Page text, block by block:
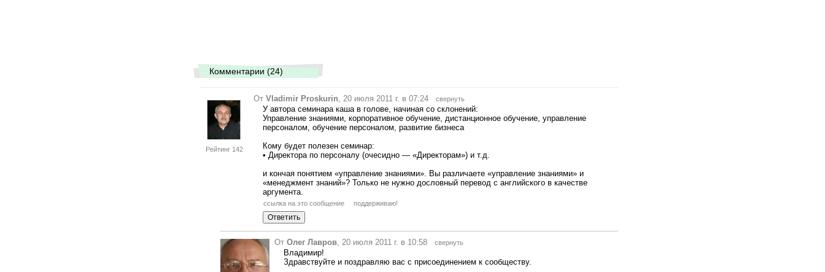
Комментарии (24)
Рейтинг 142
От Vladimir Proskurin, 20 июля 2011 г. в 07:24 свернуть
У автора семинара каша в голове, начиная со склонений:
Управление знаниями, корпоративное обучение, дистанционное обучение, управление
персоналом, обучение персоналом, развитие бизнеса
Кому будет полезен семинар:
• Директора по персоналу (очесидно — «Директорам») и т.д.
и кончая понятием «управление знаниями». Вы различаете «управление знаниями» и
«менеджмент знаний»? Только не нужно дословный перевод с английского в качестве
аргумента.
ссылка на это сообщение поддерживаю!
От Олег Лавров, 20 июля 2011 г. в 10:58 свернуть
Владимир!
Здравствуйте и поздравляю вас с присоединением к сообществу.